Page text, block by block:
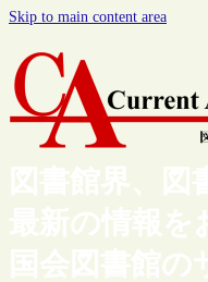
Skip to main content area
図書館界、図
最新の情報を
国会図書館の